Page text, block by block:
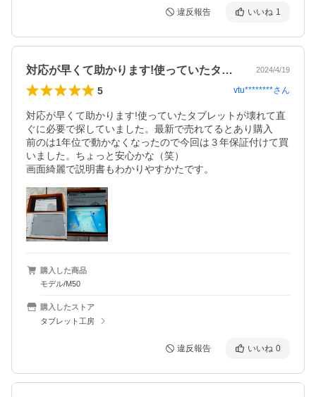
違反報告 いいね 1
対応が早くて助かります!使っていたタブ… 2024/4/19
5 vtu********さん
対応が早くて助かります!使っていたタブレットが壊れて直
ぐに必要で探していました。最新で売れてるとあり購入
前のは1年位で動かなくなったので今回は３年保証付けて買
いました。ちょっと安心かな（笑）
画面綺麗で説明書もわかりやすかたです。
購入した商品
モデル/M50
購入したストア
タブレット工房
違反報告 いいね 0